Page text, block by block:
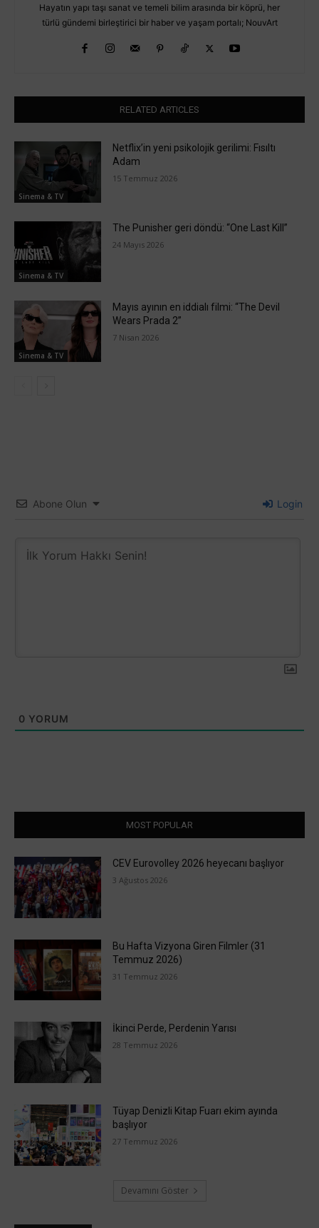
Hayatın yapı taşı sanat ve temeli bilim arasında bir köprü, her
türlü gündemi birleştirici bir haber ve yaşam portalı; NouvArt
RELATED ARTICLES
Sinema & TV
Netflix’in yeni psikolojik gerilimi: Fısıltı
Adam
15 Temmuz 2026
Sinema & TV
The Punisher geri döndü: “One Last Kill”
24 Mayıs 2026
Sinema & TV
Mayıs ayının en iddialı filmi: “The Devil
Wears Prada 2”
7 Nisan 2026
Abone Olun Login
0 YORUM
MOST POPULAR
CEV Eurovolley 2026 heyecanı başlıyor
3 Ağustos 2026
Bu Hafta Vizyona Giren Filmler (31
Temmuz 2026)
31 Temmuz 2026
İkinci Perde, Perdenin Yarısı
28 Temmuz 2026
Tüyap Denizli Kitap Fuarı ekim ayında
başlıyor
27 Temmuz 2026
Devamını Göster